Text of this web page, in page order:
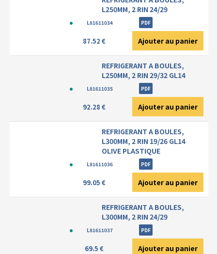
L250MM, 2 RIN 24/29
L81611034 PDF
87.52 € Ajouter au panier
REFRIGERANT A BOULES,
L250MM, 2 RIN 29/32 GL14
L81611035 PDF
92.28 € Ajouter au panier
REFRIGERANT A BOULES,
L300MM, 2 RIN 19/26 GL14
OLIVE PLASTIQUE
L81611036 PDF
99.05 € Ajouter au panier
REFRIGERANT A BOULES,
L300MM, 2 RIN 24/29
L81611037 PDF
69.5 € Ajouter au panier